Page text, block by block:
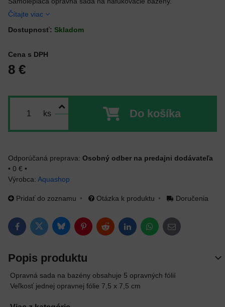
Čítajte viac
Dostupnosť: Skladom
Cena s DPH
8 €
ks Do košíka
Osobný odber na predajni dodávateľa
• 0 € •
Výrobca: Aquashop
Pridať do zoznamu Otázka k produktu Doručenia
FacebookTwitterBlueskyPinterestRedditLinkedInWhatsApp
E-mail
Popis produktu
Opravná sada na bazény obsahuje 5 opravných fólií
Veľkosť jednej opravnej fólie 7,5 x 7,5 cm